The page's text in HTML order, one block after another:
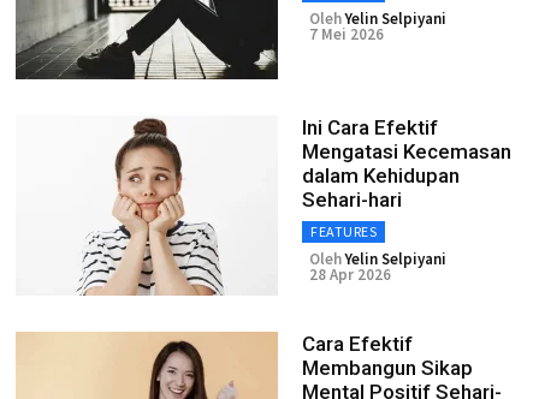
OlehYelin Selpiyani
7 Mei 2026
Ini Cara Efektif
Mengatasi Kecemasan
dalam Kehidupan
Sehari-hari
FEATURES
OlehYelin Selpiyani
28 Apr 2026
Cara Efektif
Membangun Sikap
Mental Positif Sehari-